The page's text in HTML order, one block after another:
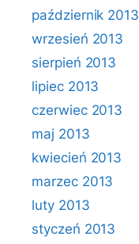
październik 2013
wrzesień 2013
sierpień 2013
lipiec 2013
czerwiec 2013
maj 2013
kwiecień 2013
marzec 2013
luty 2013
styczeń 2013